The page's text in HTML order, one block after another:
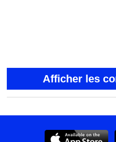
Afficher les